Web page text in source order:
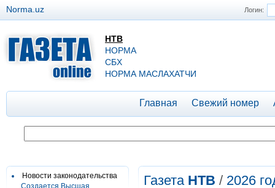
Логин:
Norma.uz
НТВ
НОРМА
СБХ
НОРМА МАСЛАХАТЧИ
Главная Свежий номер
Новости законодательства
Создается Высшая
Газета НТВ / 2026